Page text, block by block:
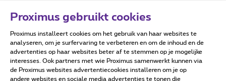
Forumvoorwaarden Accessibility statement
Proximus gebruikt cookies
Proximus installeert cookies om het gebruik van haar websites te
analyseren, om je surfervaring te verbeteren en om de inhoud en de
advertenties op haar websites beter af te stemmen op je mogelijke
interesses. Ook partners met wie Proximus samenwerkt kunnen via
de Proximus websites advertentiecookies installeren om je op
andere websites en sociale media advertenties te tonen die